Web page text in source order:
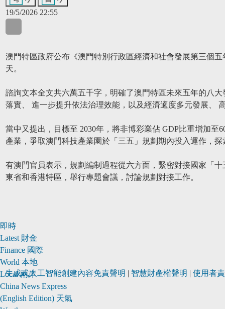
即時
Latest 財金
Finance 國際
World 本地
Local 兩岸
China News Express
(English Edition) 天氣
19/5/2026 22:55
澳門特區政府公布《澳門特別行政區經濟和社會發展第三個
天。
諮詢文本全文共六萬五千字，明確了澳門特區未來五年的八
落實、 進一步提升依法治理效能，以及經濟適度多元發展、
當中又提出，目標至 2030年，將非博彩業佔 GDP比重增加至
產業，爭取澳門科技產業園於「三五」規劃期內投入運作，
有澳門官員表示，規劃編制過程從六方面，緊密對接國家「
東省和香港特區，舉行專題會議，討論規劃對接工作。
生成式人工智能創建內容免責聲明 | 智慧財產權聲明 | 使用者
METROFINANCE.BIZ
關於